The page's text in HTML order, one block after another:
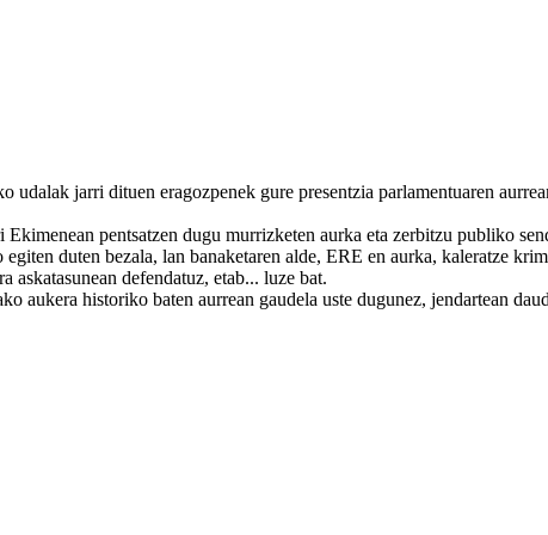
udalak jarri dituen eragozpenek gure presentzia parlamentuaren
pentsatzen dugu murrizketen aurka eta zerbitzu publiko
duten bezala, lan banaketaren alde, ERE en aurka, kaleratze
askatasunean defendatuz, etab... luze bat.
aukera historiko baten aurrean gaudela uste dugunez, jendartean